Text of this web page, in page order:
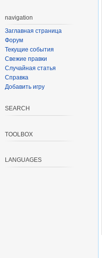
navigation
Заглавная страница
Форум
Текущие события
Свежие правки
Случайная статья
Справка
Добавить игру
SEARCH
TOOLBOX
LANGUAGES